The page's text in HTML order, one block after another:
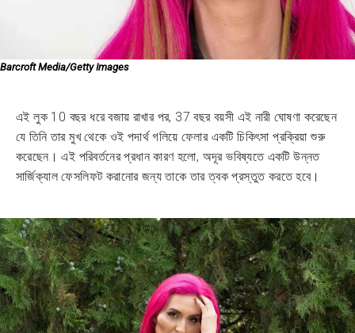
Barcroft Media/Getty Images
এই লুক 10 বছর ধরে বজায় রাখার পর, 37 বছর বয়সী এই নারী ঘোষণা করেছেন
যে তিনি তার মুখ থেকে ওই পদার্থ গলিয়ে ফেলার একটি চিকিৎসা প্রক্রিয়া শুরু
করেছেন। এই পরিবর্তনের প্রধান কারণ হলো, অদূর ভবিষ্যতে একটি উন্নত
সার্জিক্যাল ফেসলিফট করানোর জন্য তাকে তার ত্বক প্রস্তুত করতে হবে।